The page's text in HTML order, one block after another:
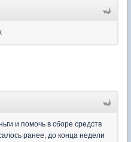
и помочь в сборе средств
ранее, до конца недели